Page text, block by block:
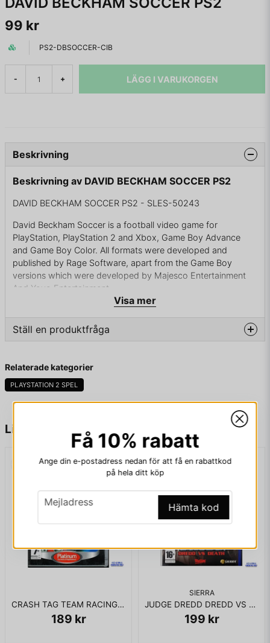
99 kr
PS2-DBSOCCER-CIB
- + LÄGG I VARUKORGEN
Liknande produkter
CRASH TAG TEAM RACING PS2
189 kr
SIERRA
JUDGE DREDD DREDD VS DEATH PS2
199 kr
Beskrivning
Beskrivning av DAVID BECKHAM SOCCER PS2
DAVID BECKHAM SOCCER PS2 - SLES-50243
David Beckham Soccer is a football video game for
PlayStation, PlayStation 2 and Xbox, Game Boy Advance
and Game Boy Color. All formats were developed and
published by Rage Software, apart from the Game Boy
versions which were developed by Majesco Entertainment
And Yoyo Entertainment.
KOMPLETT I BOX
Visa mer
Ställ en produktfråga
Fråga oss något om denna produkten...
Relaterade kategorier
PLAYSTATION 2 SPEL
Få 10% rabatt
Ange din e-postadress nedan för att få en rabattkod
på hela ditt köp
email
Mejladress Hämta kod